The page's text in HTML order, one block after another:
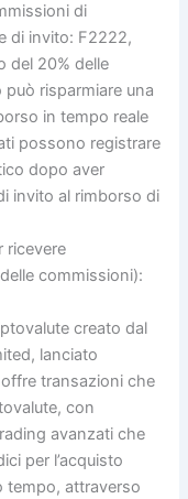
di
di invito: F2222,
del 20% delle
può risparmiare una
in tempo reale
possono registrare
dopo aver
invito al rimborso di
ricevere
commissioni):
creato dal
lanciato
transazioni che
con
avanzati che
per l’acquisto
tempo, attraverso